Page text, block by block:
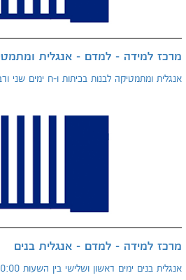
מרכז למידה - למדם - אנגלית
אנגלית ומתמטיקה לבנות בכיתות ו-ח ימים שני ורביעי בין
מרכז למידה - למדם - אנגלית בנים
אנגלית בנים ימים ראשון ושלישי בין השעות 18:00-20:00